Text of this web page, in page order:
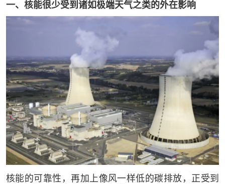
一、核能很少受到诸如极端天气之类的外在影响
核能的可靠性，再加上像风一样低的碳排放，正受到